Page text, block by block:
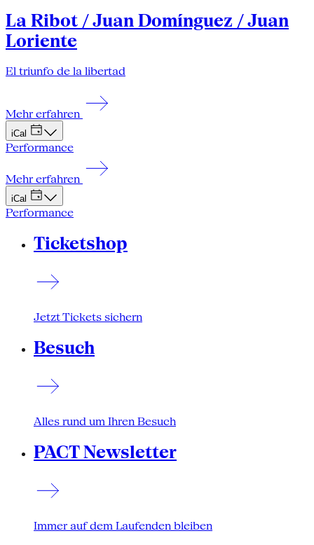
La Ribot / Juan Domínguez / Juan
Loriente
El triunfo de la libertad
Mehr erfahren
iCal
Performance
Mehr erfahren
iCal
Performance
Ticketshop
Jetzt Tickets sichern
Besuch
Alles rund um Ihren Besuch
PACT Newsletter
Immer auf dem Laufenden bleiben